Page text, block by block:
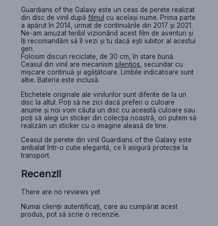
Guardians of the Galaxy este un ceas de perete realizat
din disc de vinil după filmul cu același nume. Prima parte
a apărut în 2014, urmat de continuările din 2017 și 2021.
Ne-am amuzat teribil vizionând acest film de aventuri și
îți recomandăm să îl vezi și tu dacă ești iubitor al acestui
gen.
Folosim discuri reciclate, de 30 cm, în stare bună.
Ceasul din vinil are mecanism silenţios , secundar cu
mişcare continuă și agățătoare. Limbile indicatoare sunt
albe. Bateria este inclusă.
Etichetele originale ale vinilurilor sunt diferite de la un
disc la altul. Poți să ne zici dacă preferi o culoare
anume și noi vom căuta un disc cu această culoare sau
poți să alegi un sticker din colecția noastră, ori putem să
realizăm un sticker cu o imagine aleasă de tine.
Ceasul de perete din vinil Guardians of the Galaxy este
ambalat într-o cutie elegantă, ce îi asigură protecție la
transport.
Recenzii
There are no reviews yet
Numai clienții autentificați, care au cumpărat acest
produs, pot să scrie o recenzie.